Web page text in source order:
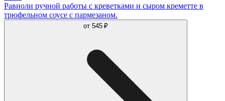
Равиоли ручной работы с креветками и сыром креметте в
трюфельном соусе с пармезаном.
от 545 ₽